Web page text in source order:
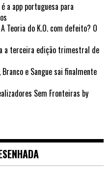
a app portuguesa para
Teoria do K.O. com defeito? O
a terceira edição trimestral de
e Sangue sai finalmente
Sem Fronteiras by